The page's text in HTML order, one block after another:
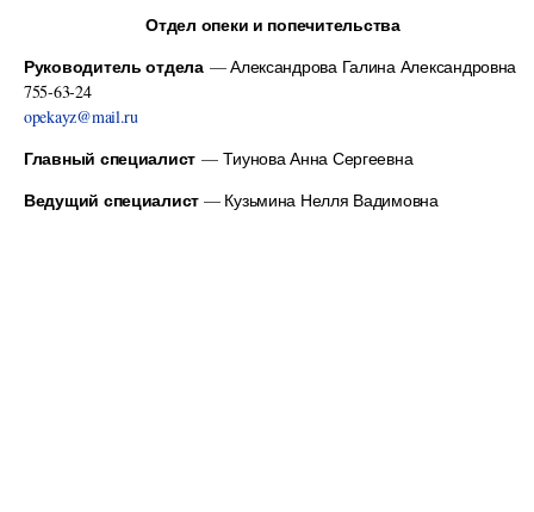
Отдел опеки и попечительства
Руководитель отдела — Александрова Галина Александровна
755-63-24
opekayz@mail.ru
Главный специалист — Тиунова Анна Сергеевна
Ведущий специалист — Кузьмина Нелля Вадимовна